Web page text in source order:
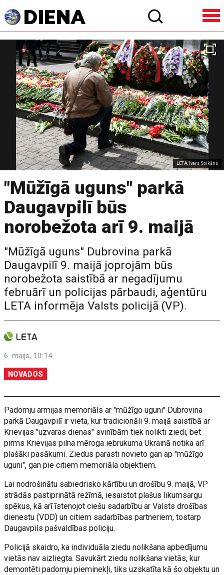
LETA, Ivars Soikāns
"Mūžīgā uguns" parkā
Daugavpilī būs
norobežota arī 9. maijā
"Mūžīgā uguns" Dubrovina parkā
Daugavpilī 9. maijā joprojām būs
norobežota saistībā ar negadījumu
februārī un policijas pārbaudi, aģentūru
LETA informēja Valsts policijā (VP).
6. maijs, 10:14
NOVADOS
Padomju armijas memoriāls ar "mūžīgo uguni" Dubrovina
parkā Daugavpilī ir vieta, kur tradicionāli 9. maijā saistībā ar
Krievijas "uzvaras dienas" svinībām tiek nolikti ziedi, bet
pirms Krievijas pilna mēroga iebrukuma Ukrainā notika arī
plašāki pasākumi. Ziedus parasti novieto gan ap "mūžīgo
uguni", gan pie citiem memoriāla objektiem.
Lai nodrošinātu sabiedrisko kārtību un drošību 9. maijā, VP
strādās pastiprinātā režīmā, iesaistot plašus likumsargu
spēkus, kā arī īstenojot ciešu sadarbību ar Valsts drošības
dienestu (VDD) un citiem sadarbības partneriem, tostarp
Daugavpils pašvaldības policiju.
Policijā skaidro, ka individuāla ziedu nolikšana apbedījumu
vietās nav aizliegta. Savukārt ziedu nolikšana vietās, kur
demontēti padomju pieminekļi, tiks uzskatīta kā šo objektu un